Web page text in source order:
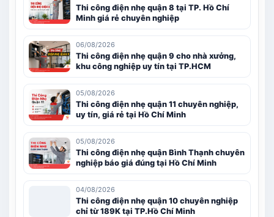
Thi công điện nhẹ quận 8 tại TP. Hồ Chí
Minh giá rẻ chuyên nghiệp
06/08/2026
Thi công điện nhẹ quận 9 cho nhà xưởng,
khu công nghiệp uy tín tại TP.HCM
05/08/2026
Thi công điện nhẹ quận 11 chuyên nghiệp,
uy tín, giá rẻ tại Hồ Chí Minh
05/08/2026
Thi công điện nhẹ quận Bình Thạnh chuyên
nghiệp báo giá đúng tại Hồ Chí Minh
04/08/2026
Thi công điện nhẹ quận 10 chuyên nghiệp
chỉ từ 189K tại TP.Hồ Chí Minh